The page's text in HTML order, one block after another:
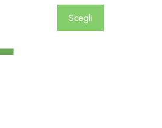
Scegli